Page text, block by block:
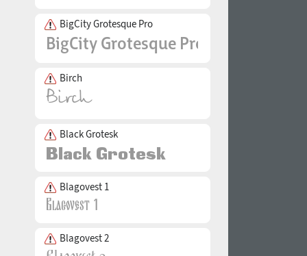
BigCity Grotesque Pro
Birch
Black Grotesk
Blagovest 1
Blagovest 2